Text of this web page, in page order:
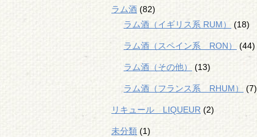
ラム酒 (82)
ラム酒（イギリス系 RUM）
(18)
ラム酒（スペイン系 RON） (44)
ラム酒（その他） (13)
ラム酒（フランス系 RHUM） (7)
リキュール LIQUEUR (2)
未分類 (1)